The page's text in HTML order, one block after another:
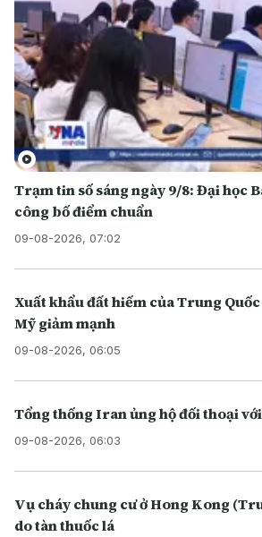
Trạm tin số sáng ngày 9/8: Đại học
công bố điểm chuẩn
09-08-2026, 07:02
Xuất khẩu đất hiếm của Trung
Mỹ giảm mạnh
09-08-2026, 06:05
Tổng thống Iran ủng hộ đối thoại
09-08-2026, 06:03
Vụ cháy chung cư ở Hong Kong
do tàn thuốc lá